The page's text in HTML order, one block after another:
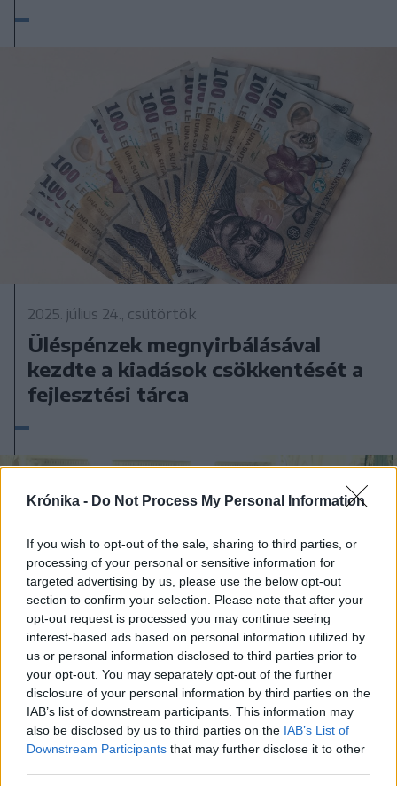
Krónika - Do Not Process My Personal Information
If you wish to opt-out of the sale, sharing to third parties, or
processing of your personal or sensitive information for
targeted advertising by us, please use the below opt-out
section to confirm your selection. Please note that after your
opt-out request is processed you may continue seeing
interest-based ads based on personal information utilized by
us or personal information disclosed to third parties prior to
your opt-out. You may separately opt-out of the further
disclosure of your personal information by third parties on the
IAB’s list of downstream participants. This information may
also be disclosed by us to third parties on the IAB’s List of
Downstream Participants that may further disclose it to other
2025. július 24., csütörtök
Üléspénzek megnyirbálásával
kezdte a kiadások csökkentését a
fejlesztési tárca
2023. április 11., kedd
„Lyuk nincs, karcsúsítás lesz”: a